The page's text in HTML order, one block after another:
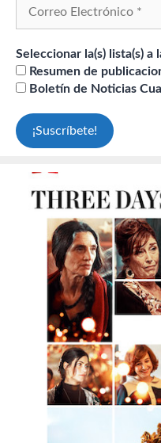
Seleccionar la(s) lista(s)
Resumen de
Boletín de Noticias